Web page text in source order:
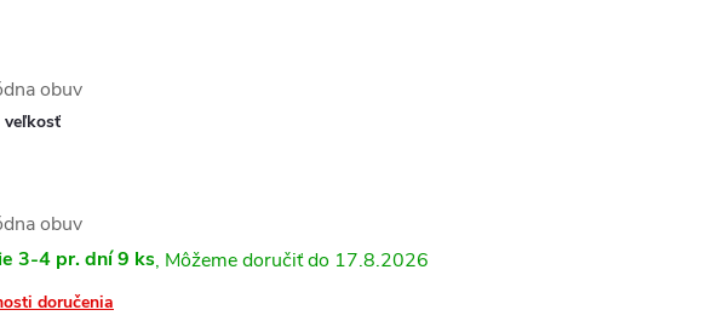
obuv
veľkosť
obuv
3-4 pr. dní9 ks 17.8.2026
doručenia